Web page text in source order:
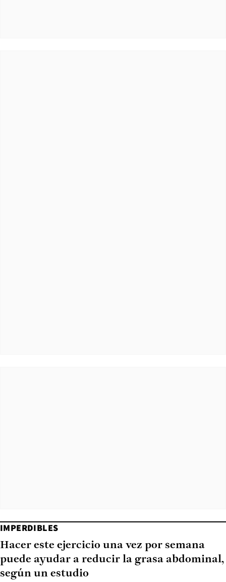
IMPERDIBLES
Hacer este ejercicio una vez por semana
puede ayudar a reducir la grasa abdominal,
según un estudio